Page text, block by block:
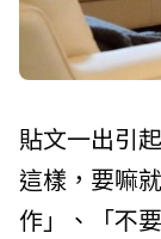
貼文一出引
這樣，要嘛
作」、「不